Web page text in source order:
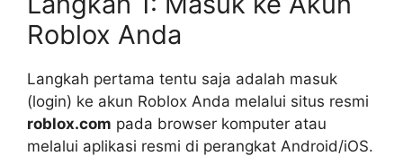
Roblox Anda
Langkah pertama tentu saja adalah masuk
(login) ke akun Roblox Anda melalui situs resmi
roblox.com pada browser komputer atau
melalui aplikasi resmi di perangkat Android/iOS.